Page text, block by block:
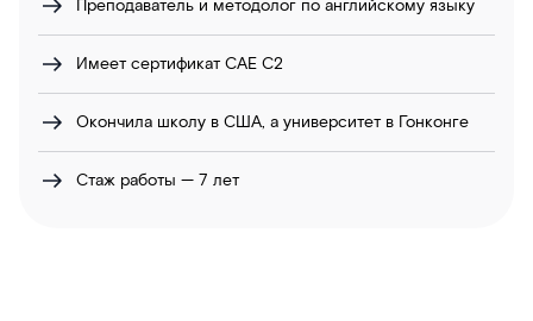
Преподаватель и методолог по английскому языку
Имеет сертификат САЕ С2
Окончила школу в США, а университет в Гонконге
Стаж работы — 7 лет